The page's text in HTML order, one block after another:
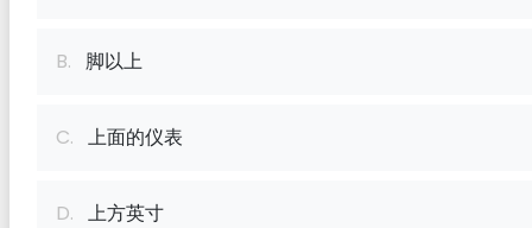
B. 脚以上
C. 上面的仪表
D. 上方英寸